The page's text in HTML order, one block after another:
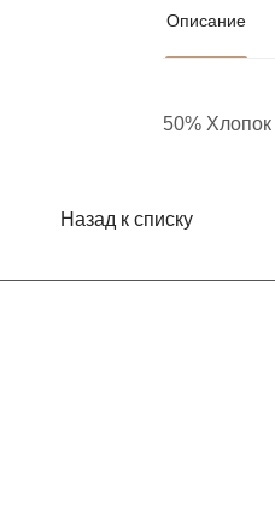
Описание
50%
Назад к списку